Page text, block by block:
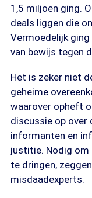
1,5 miljoen ging.
deals liggen die
Vermoedelijk
van bewijs tegen
Het is zeker niet
geheime
waarover opheft
discussie op over
informanten en
justitie. Nodig om
te dringen,
misdaadexperts.